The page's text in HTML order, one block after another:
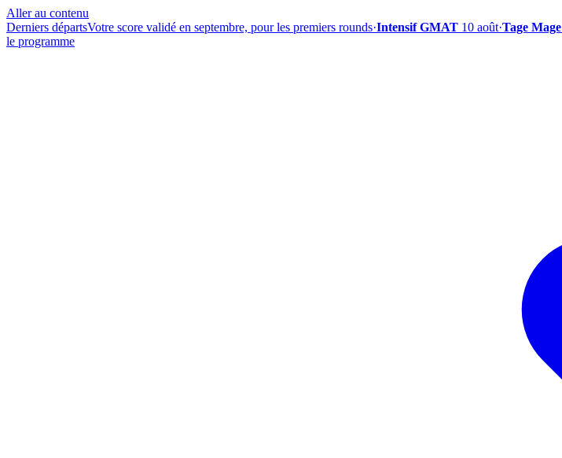
Aller au contenu
Derniers départsVotre score validé en septembre, pour les premiers rounds·Intensif GMAT 10 août·Tage Mage
le programme